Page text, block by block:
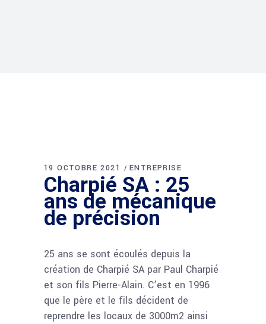
19 OCTOBRE 2021 ENTREPRISE
Charpié SA : 25
ans de mécanique
de précision
25 ans se sont écoulés depuis la
création de Charpié SA par Paul Charpié
et son fils Pierre-Alain. C’est en 1996
que le père et le fils décident de
reprendre les locaux de 3000m2 ainsi